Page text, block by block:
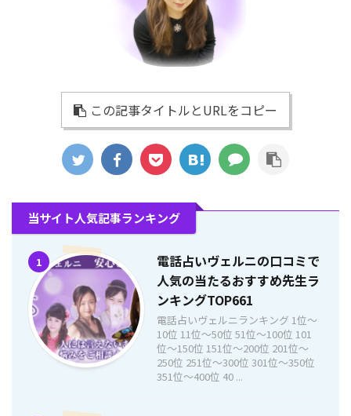
この記事タイトルとURLをコピー
当サイト人気記事ランキング
1
電話占いヴェルニの口コミで
人気の当たるおすすめ先生ラ
ンキングTOP661
電話占いヴェルニランキング 1位〜
10位 11位〜50位 51位〜100位 101
位〜150位 151位〜200位 201位〜
250位 251位〜300位 301位〜350位
351位〜400位 40 ...